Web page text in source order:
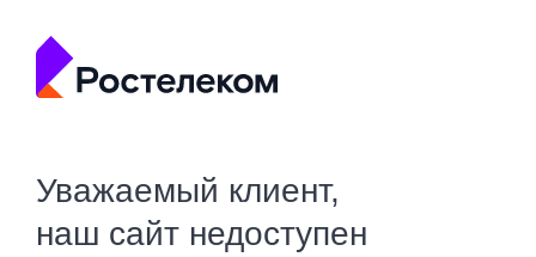
Уважаемый клиент,
наш сайт недоступен